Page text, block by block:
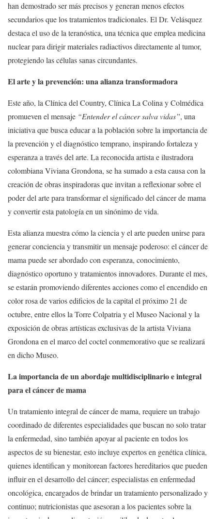
han demostrado ser más precisos y generan menos efectos
secundarios que los tratamientos tradicionales. El Dr. Velásquez
destaca el uso de la teranóstica, una técnica que emplea medicina
nuclear para dirigir materiales radiactivos directamente al tumor,
protegiendo las células sanas circundantes.
El arte y la prevención: una alianza transformadora
Este año, la Clínica del Country, Clínica La Colina y Colmédica
promueven el mensaje “Entender el cáncer salva vidas”, una
iniciativa que busca educar a la población sobre la importancia de
la prevención y el diagnóstico temprano, inspirando fortaleza y
esperanza a través del arte. La reconocida artista e ilustradora
colombiana Viviana Grondona, se ha sumado a esta causa con la
creación de obras inspiradoras que invitan a reflexionar sobre el
poder del arte para transformar el significado del cáncer de mama
y convertir esta patología en un sinónimo de vida.
Esta alianza muestra cómo la ciencia y el arte pueden unirse para
generar conciencia y transmitir un mensaje poderoso: el cáncer de
mama puede ser abordado con esperanza, conocimiento,
diagnóstico oportuno y tratamientos innovadores. Durante el mes,
se estarán promoviendo diferentes acciones como el encendido en
color rosa de varios edificios de la capital el próximo 21 de
octubre, entre ellos la Torre Colpatria y el Museo Nacional y la
exposición de obras artísticas exclusivas de la artista Viviana
Grondona en el marco del coctel conmemorativo que se realizará
en dicho Museo.
La importancia de un abordaje multidisciplinario e integral
para el cáncer de mama
Un tratamiento integral de cáncer de mama, requiere un trabajo
coordinado de diferentes especialidades que buscan no solo tratar
la enfermedad, sino también apoyar al paciente en todos los
aspectos de su bienestar, esto incluye expertos en genética clínica,
quienes identifican y monitorean factores hereditarios que pueden
influir en el desarrollo del cáncer; especialistas en enfermedad
oncológica, encargados de brindar un tratamiento personalizado y
continuo; nutricionistas que asesoran a los pacientes sobre la